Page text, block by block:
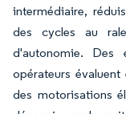
intermédiaire,
des cycles au
d'autonomie. Des
opérateurs
des motorisations